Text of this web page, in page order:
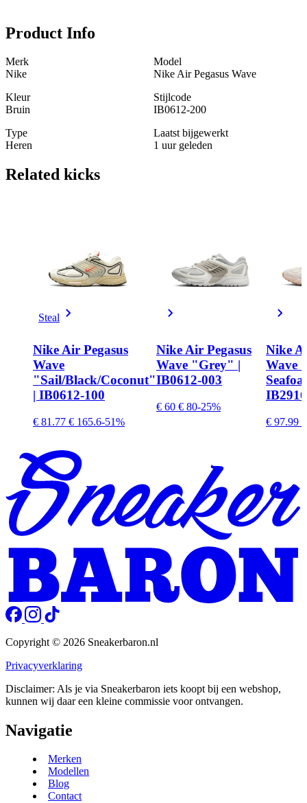
Product Info
Merk
Nike
Model
Nike Air Pegasus Wave
Kleur
Bruin
Stijlcode
IB0612-200
Type
Heren
Laatst bijgewerkt
1 uur geleden
Related kicks
Steal
Nike Air Pegasus
Wave
"Sail/Black/Coconut"
| IB0612-100
€ 81.77 € 165.6-51%
Nike Air Pegasus
Wave "Grey" |
IB0612-003
€ 60 € 80-25%
Nike
Wave
€ 97.99
Copyright © 2026 Sneakerbaron.nl
Privacyverklaring
Disclaimer: Als je via Sneakerbaron iets koopt bij een webshop,
kunnen wij daar een kleine commissie voor ontvangen.
Navigatie
Merken
Modellen
Blog
Contact